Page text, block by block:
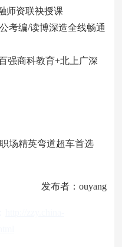
师资联袂授课
考编/读博深造全线畅通
强商科教育+北上广深
场精英弯道超车首选
发布者：ouyang